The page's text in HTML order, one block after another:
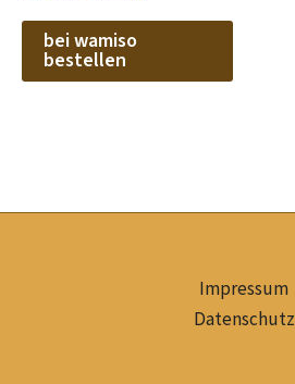
bei wamiso
bestellen
Impressum
Datenschutz